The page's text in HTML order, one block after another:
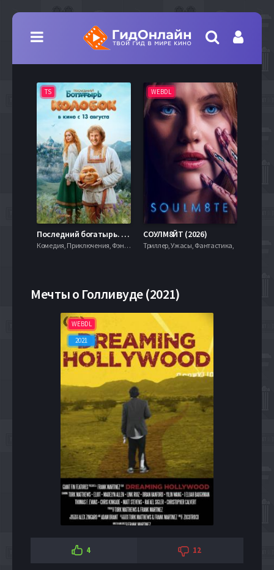
TS
Последний богатырь. Колобок (2026)
Комедия, Приключения, Фэнтези,
WEBDL
СОУЛМ8ЙТ (2026)
Триллер, Ужасы, Фантастика,
Мечты о Голливуде (2021)
WEBDL
2021
4 12